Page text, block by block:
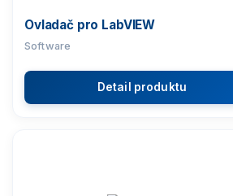
Ovladač pro LabVIEW
Software
Detail produktu